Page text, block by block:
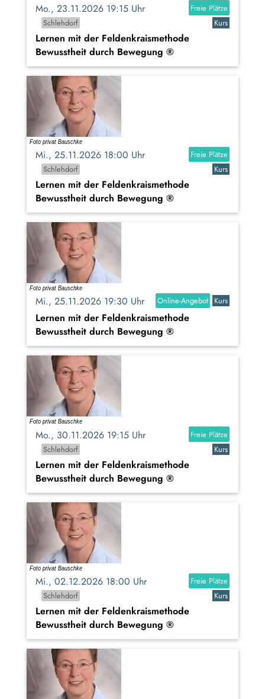
Mo., 23.11.2026 19:15 Uhr
Freie Plätze
Schlehdorf
Kurs
Lernen mit der Feldenkraismethode
Bewusstheit durch Bewegung ®
Mi., 25.11.2026 18:00 Uhr
Freie Plätze
Schlehdorf
Kurs
Lernen mit der Feldenkraismethode
Bewusstheit durch Bewegung ®
Mi., 25.11.2026 19:30 Uhr Online-Angebot Kurs
Lernen mit der Feldenkraismethode
Bewusstheit durch Bewegung ®
Mo., 30.11.2026 19:15 Uhr
Freie Plätze
Schlehdorf
Kurs
Lernen mit der Feldenkraismethode
Bewusstheit durch Bewegung ®
Mi., 02.12.2026 18:00 Uhr
Freie Plätze
Schlehdorf
Kurs
Lernen mit der Feldenkraismethode
Bewusstheit durch Bewegung ®